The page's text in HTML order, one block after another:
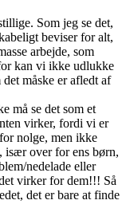
Som jeg se det,
beviser for alt,
arbejde, som
kan vi ikke udlukke
måske er afledt af
må se det som et
virker, fordi vi er
nolge, men ikke
især over for ens børn,
nedelade eller
virker for dem!!! Så
det er bare at finde